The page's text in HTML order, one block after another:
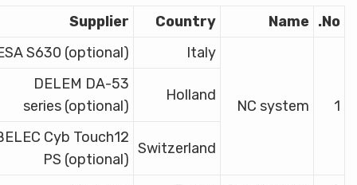
No.
Name
Country
Supplier
1
NC system
Italy
S630 (optional)
Holland
DELEM DA-53
series (optional)
Switzerland
Cyb Touch12
PS (optional)